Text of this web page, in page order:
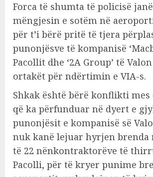
Forca të shumta të policisë
mëngjesin e sotëm në
për t’i bërë pritë të tjera
punonjësve të kompanisë
Pacollit dhe ‘2A Group’ të
ortakët për ndërtimin e VIA-s.
Shkak është bërë konflikti mes
që ka përfunduar në dyert e
punonjësit e kompanisë së
nuk kanë lejuar hyrjen brenda
të 22 nënkontraktorëve të
Pacolli, për të kryer punime